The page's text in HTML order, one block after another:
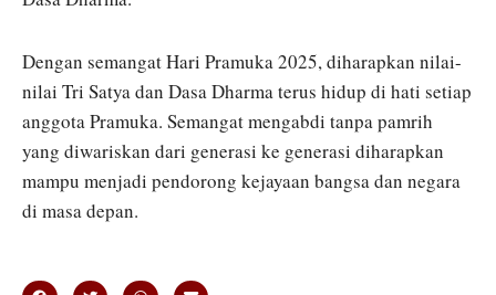
Dengan semangat Hari Pramuka 2025, diharapkan nilai-
nilai Tri Satya dan Dasa Dharma terus hidup di hati setiap
anggota Pramuka. Semangat mengabdi tanpa pamrih
yang diwariskan dari generasi ke generasi diharapkan
mampu menjadi pendorong kejayaan bangsa dan negara
di masa depan.